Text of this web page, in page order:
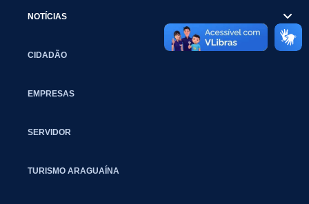
NOTÍCIAS
CIDADÃO
EMPRESAS
SERVIDOR
TURISMO ARAGUAÍNA